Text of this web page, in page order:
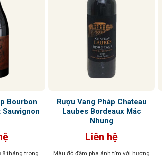
Bourbon
Sauvignon
8 tháng trong
Rượu Vang Pháp Chateau
Laubes Bordeaux Mác
Nhung
Liên hệ
Màu đỏ đậm pha ánh tím với hương